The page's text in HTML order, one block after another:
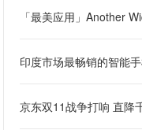
「最美应用」Another
印度市场最畅销的智能
京东双11战争打响 直降